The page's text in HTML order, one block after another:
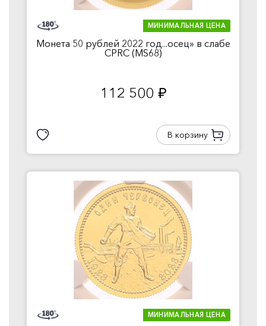
МИНИМАЛЬНАЯ ЦЕНА
Монета 50 рублей 2022 год...осец» в слабе
CPRC (MS68)
112 500 руб.
В корзину
МИНИМАЛЬНАЯ ЦЕНА